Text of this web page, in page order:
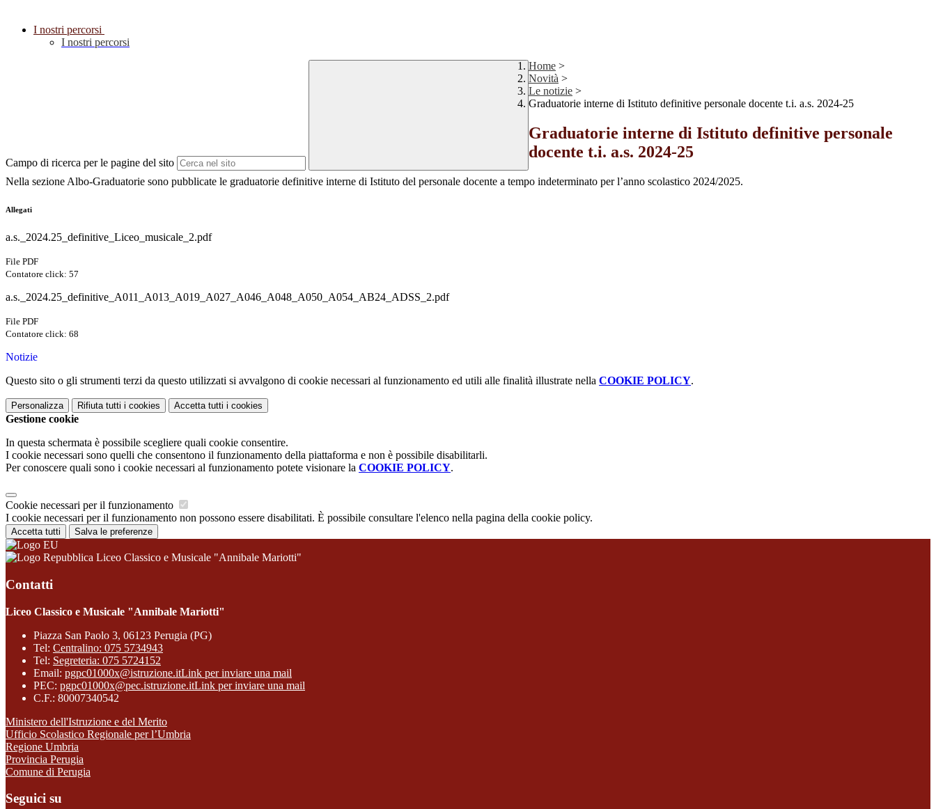
I nostri percorsi
I nostri percorsi
Campo di ricerca per le pagine del sito
Home >
Novità >
Le notizie >
Graduatorie interne di Istituto definitive personale docente t.i. a.s. 2024-25
Graduatorie interne di Istituto definitive personale
docente t.i. a.s. 2024-25
Nella sezione Albo-Graduatorie sono pubblicate le graduatorie definitive interne di Istituto del personale docente a tempo indeterminato per l’anno scolastico 2024/2025.
Allegati
a.s._2024.25_definitive_Liceo_musicale_2.pdf
File PDF
Contatore click: 57
a.s._2024.25_definitive_A011_A013_A019_A027_A046_A048_A050_A054_AB24_ADSS_2.pdf
File PDF
Contatore click: 68
Notizie
Questo sito o gli strumenti terzi da questo utilizzati si avvalgono di cookie necessari al funzionamento ed utili alle finalità illustrate nella COOKIE POLICY.
Personalizza Rifiuta tutti i cookies Accetta tutti i cookies
Gestione cookie
In questa schermata è possibile scegliere quali cookie consentire.
I cookie necessari sono quelli che consentono il funzionamento della piattaforma e non è possibile disabilitarli.
Per conoscere quali sono i cookie necessari al funzionamento potete visionare la COOKIE POLICY.
Cookie necessari per il funzionamento
I cookie necessari per il funzionamento non possono essere disabilitati. È possibile consultare l'elenco nella pagina della cookie policy.
Accetta tutti Salva le preferenze
Liceo Classico e Musicale "Annibale Mariotti"
Contatti
Liceo Classico e Musicale "Annibale Mariotti"
Piazza San Paolo 3, 06123 Perugia (PG)
Tel: Centralino: 075 5734943
Tel: Segreteria: 075 5724152
Email: pgpc01000x@istruzione.itLink per inviare una mail
PEC: pgpc01000x@pec.istruzione.itLink per inviare una mail
C.F.: 80007340542
Ministero dell'Istruzione e del Merito
Ufficio Scolastico Regionale per l’Umbria
Regione Umbria
Provincia Perugia
Comune di Perugia
Seguici su